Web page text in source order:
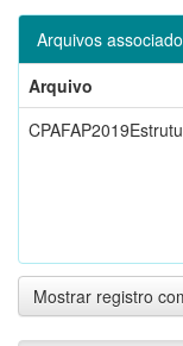
Arquivos
Arquivo
Mostrar registro